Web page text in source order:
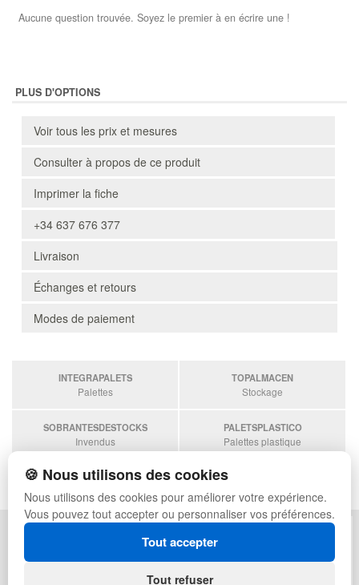
Aucune question trouvée. Soyez le premier à en écrire une !
PLUS D'OPTIONS
Voir tous les prix et mesures
Consulter à propos de ce produit
Imprimer la fiche
+34 637 676 377
Livraison
Échanges et retours
Modes de paiement
INTEGRAPALETS
Palettes
TOPALMACEN
Stockage
SOBRANTESDESTOCKS
Invendus
PALETSPLASTICO
Palettes plastique
ESTANTERIASKIT
Estanterias
POLITIQUE DE CONFIDENTIALITÉ
PLAN DU SITE
🍪 Nous utilisons des cookies
Nous utilisons des cookies pour améliorer votre expérience.
Vous pouvez tout accepter ou personnaliser vos préférences.
Tout accepter
Tout refuser